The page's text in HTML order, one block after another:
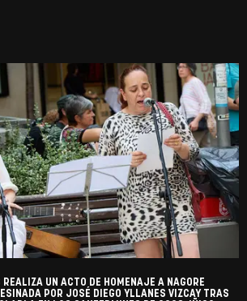
UN ACTO DE HOMENAJE A NAGORE
POR JOSÉ DIEGO YLLANES VIZCAY TRAS